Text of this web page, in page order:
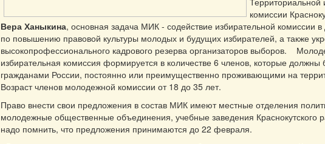
комиссии
Вера Ханыкина, основная задача МИК - содействие избирательной комиссии в
по повышению правовой культуры молодых и будущих избирателей, а также
высокопрофессионального кадрового резерва организаторов выборов.
избирательная комиссия формируется в количестве 6 членов, которые должны
гражданами России, постоянно или преимущественно проживающими на
Возраст членов молодежной комиссии от 18 до 35 лет.
Право внести свои предложения в состав МИК имеют местные отделения
молодежные общественные объединения, учебные заведения Краснокутского
надо помнить, что предложения принимаются до 22 февраля.